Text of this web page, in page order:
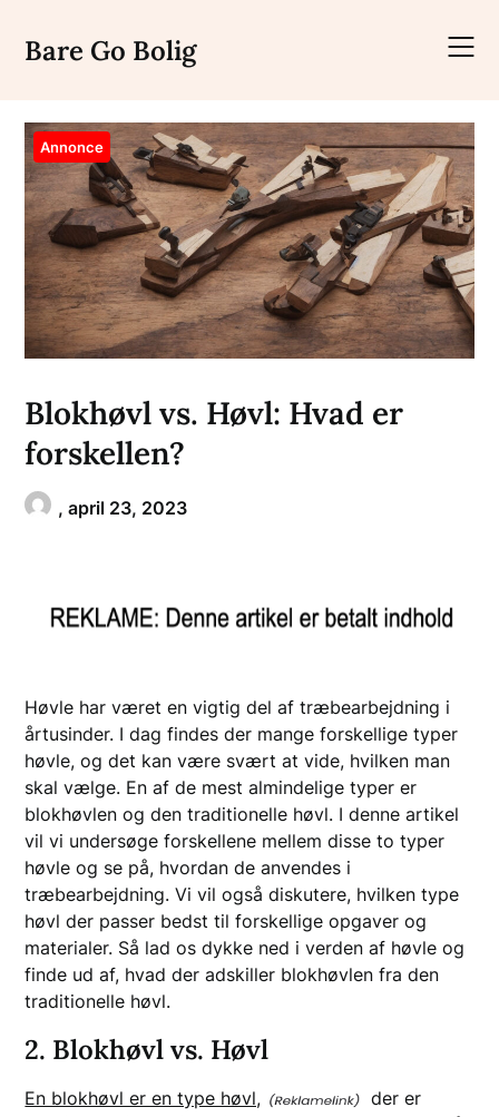
content
Bare Go Bolig
Annonce
Blokhøvl vs. Høvl: Hvad er
forskellen?
,april 23, 2023
Høvle har været en vigtig del af træbearbejdning i
årtusinder. I dag findes der mange forskellige typer
høvle, og det kan være svært at vide, hvilken man
skal vælge. En af de mest almindelige typer er
blokhøvlen og den traditionelle høvl. I denne artikel
vil vi undersøge forskellene mellem disse to typer
høvle og se på, hvordan de anvendes i
træbearbejdning. Vi vil også diskutere, hvilken type
høvl der passer bedst til forskellige opgaver og
materialer. Så lad os dykke ned i verden af høvle og
finde ud af, hvad der adskiller blokhøvlen fra den
traditionelle høvl.
2. Blokhøvl vs. Høvl
En blokhøvl er en type høvl,
der er